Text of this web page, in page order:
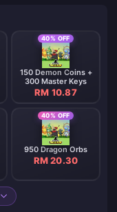
40% OFF
150 Demon Coins +
300 Master Keys
RM 10.87
40% OFF
950 Dragon Orbs
RM 20.30